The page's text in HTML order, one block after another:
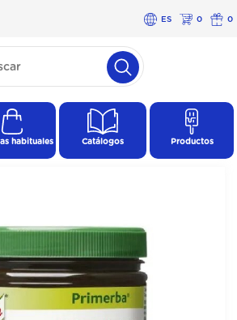
ES 0 0
habituales Catálogos Productos